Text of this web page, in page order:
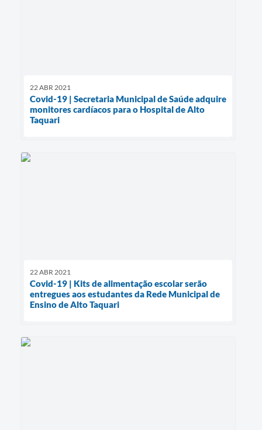
22 ABR 2021
Covid-19 | Secretaria Municipal de Saúde adquire
monitores cardíacos para o Hospital de Alto
Taquari
22 ABR 2021
Covid-19 | Kits de alimentação escolar serão
entregues aos estudantes da Rede Municipal de
Ensino de Alto Taquari